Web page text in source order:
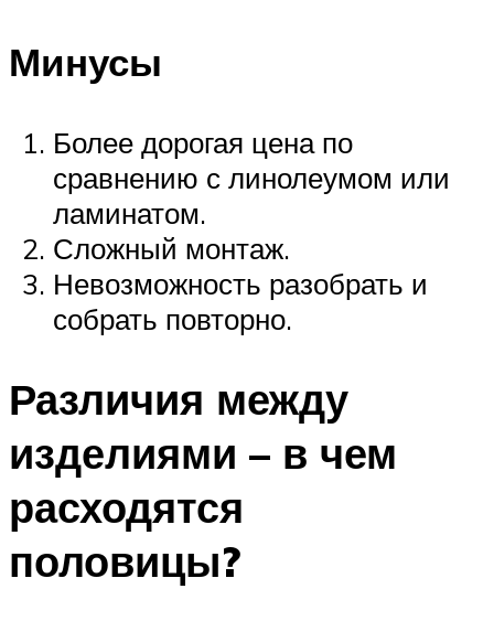
Минусы
Более дорогая цена по
сравнению с линолеумом или
ламинатом.
Сложный монтаж.
Невозможность разобрать и
собрать повторно.
Различия между
изделиями – в чем
расходятся
половицы?